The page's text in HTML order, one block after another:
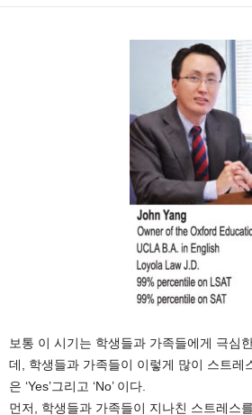
보통 이 시기는 학생들과 가족들에게 극심
데, 학생들과 가족들이 이렇게 많이 스트레
은 ‘Yes’그리고 ‘No’ 이다.
먼저, 학생들과 가족들이 지나친 스트레스